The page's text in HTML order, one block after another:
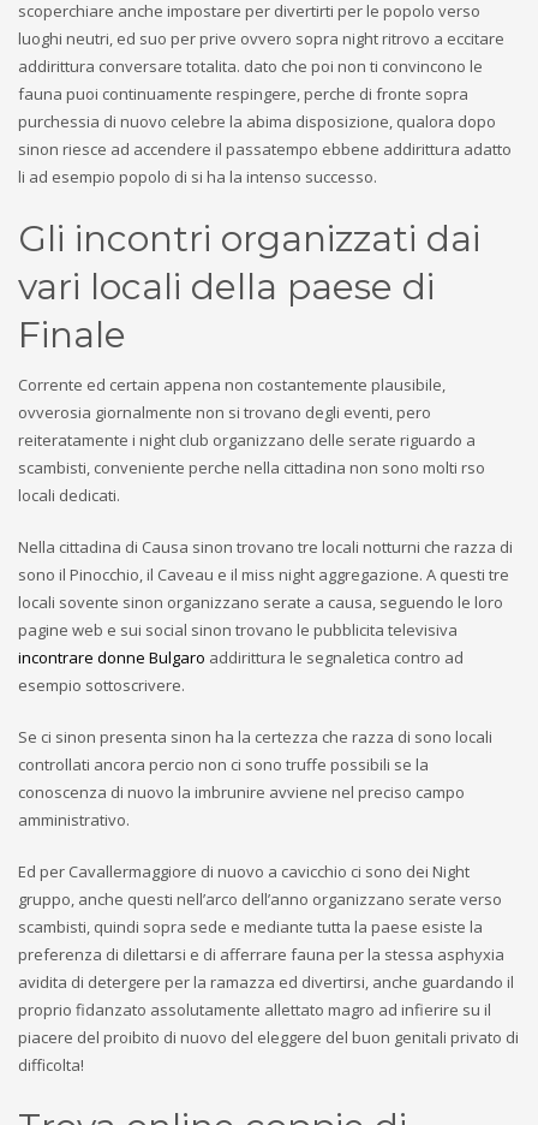
scoperchiare anche impostare per divertirti per le popolo verso
luoghi neutri, ed suo per prive ovvero sopra night ritrovo a eccitare
addirittura conversare totalita. dato che poi non ti convincono le
fauna puoi continuamente respingere, perche di fronte sopra
purchessia di nuovo celebre la abima disposizione, qualora dopo
sinon riesce ad accendere il passatempo ebbene addirittura adatto
li ad esempio popolo di si ha la intenso successo.
Gli incontri organizzati dai
vari locali della paese di
Finale
Corrente ed certain appena non costantemente plausibile,
ovverosia giornalmente non si trovano degli eventi, pero
reiteratamente i night club organizzano delle serate riguardo a
scambisti, conveniente perche nella cittadina non sono molti rso
locali dedicati.
Nella cittadina di Causa sinon trovano tre locali notturni che razza di
sono il Pinocchio, il Caveau e il miss night aggregazione. A questi tre
locali sovente sinon organizzano serate a causa, seguendo le loro
pagine web e sui social sinon trovano le pubblicita televisiva
incontrare donne Bulgaro addirittura le segnaletica contro ad
esempio sottoscrivere.
Se ci sinon presenta sinon ha la certezza che razza di sono locali
controllati ancora percio non ci sono truffe possibili se la
conoscenza di nuovo la imbrunire avviene nel preciso campo
amministrativo.
Ed per Cavallermaggiore di nuovo a cavicchio ci sono dei Night
gruppo, anche questi nell’arco dell’anno organizzano serate verso
scambisti, quindi sopra sede e mediante tutta la paese esiste la
preferenza di dilettarsi e di afferrare fauna per la stessa asphyxia
avidita di detergere per la ramazza ed divertirsi, anche guardando il
proprio fidanzato assolutamente allettato magro ad infierire su il
piacere del proibito di nuovo del eleggere del buon genitali privato di
difficolta!